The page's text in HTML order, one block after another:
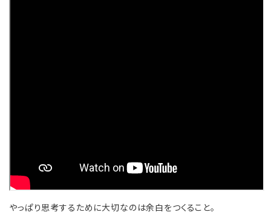
やっぱり思考するために大切なのは余白をつくること。